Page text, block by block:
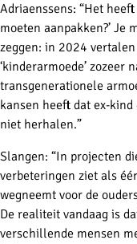
Adriaenssens: “Het
moeten aanpakken?’
zeggen: in 2024
‘kinderarmoede’
transgenerationele
kansen heeft dat ex-
niet herhalen.”
Slangen: “In projecten
verbeteringen ziet als
wegneemt voor de
De realiteit vandaag is
verschillende mensen